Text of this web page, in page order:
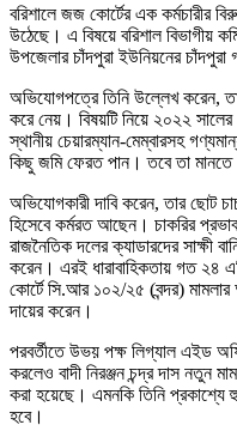
বরিশালে জজ কোর্টের এক কর্মচারীর
উঠেছে। এ বিষয়ে বরিশাল বিভাগীয়
উপজেলার চাঁদপুরা ইউনিয়নের চাঁদপুরা
অভিযোগপত্রে তিনি উল্লেখ করেন,
করে নেয়। বিষয়টি নিয়ে ২০২২
স্থানীয় চেয়ারম্যান-মেম্বারসহ
কিছু জমি ফেরত পান। তবে তা মানতে
অভিযোগকারী দাবি করেন, তার ছোট
হিসেবে কর্মরত আছেন। চাকরির
রাজনৈতিক দলের ক্যাডারদের সাক্ষী
করেন। এরই ধারাবাহিকতায় গত ২৪
কোর্টে সি.আর ১০২/২৫ (বন্দর)
দায়ের করেন।
পরবর্তীতে উভয় পক্ষ লিগ্যাল এইড
করলেও বাদী নিরঞ্জন চন্দ্র দাস নতুন
করা হয়েছে। এমনকি তিনি প্রকাশ্যে
হবে।